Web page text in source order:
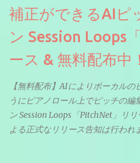
補正ができるAIピ
ン Session Loops
ース & 無料配布中
【無料配布】AIによりボーカル
うにピアノロール上でピッチの
ン Session Loops「PitchNet」リ
よる正式なリリース告知は行わ